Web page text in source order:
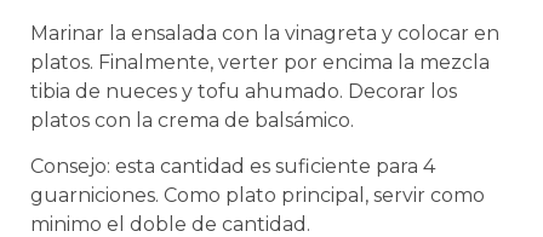
Marinar la ensalada con la vinagreta y colocar en
platos. Finalmente, verter por encima la mezcla
tibia de nueces y tofu ahumado. Decorar los
platos con la crema de balsámico.
Consejo: esta cantidad es suficiente para 4
guarniciones. Como plato principal, servir como
minimo el doble de cantidad.